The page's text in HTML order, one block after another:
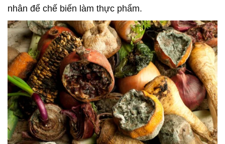
nhân để chế biến làm thực phẩm.